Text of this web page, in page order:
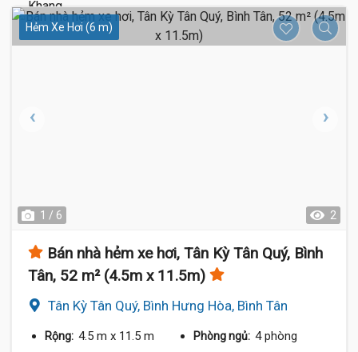
Hẻm Xe Hơi (6 m)
1 / 6 2
Bán nhà hẻm xe hơi, Tân Kỳ Tân Quý, Bình
Tân, 52 m² (4.5m x 11.5m)
Tân Kỳ Tân Quý, Bình Hưng Hòa, Bình Tân
Rộng: 4.5 m x 11.5 m Phòng ngủ: 4 phòng